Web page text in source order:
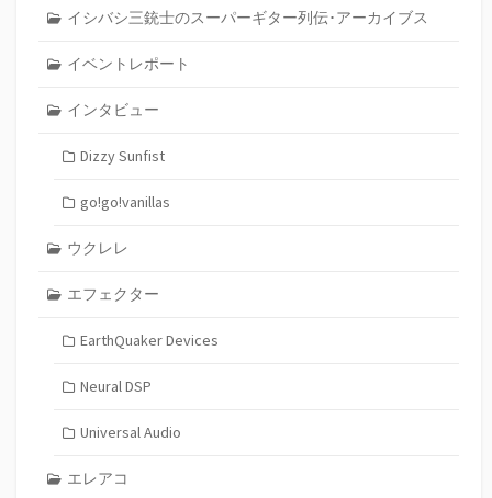
イシバシ三銃士のスーパーギター列伝･アーカイブス
イベントレポート
インタビュー
Dizzy Sunfist
go!go!vanillas
ウクレレ
エフェクター
EarthQuaker Devices
Neural DSP
Universal Audio
エレアコ